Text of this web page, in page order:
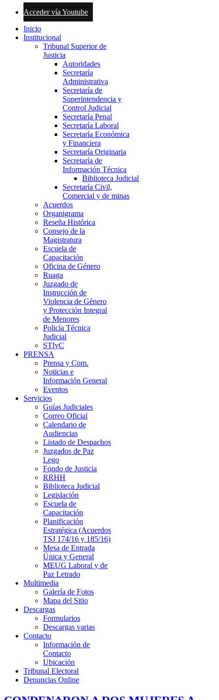
Acceder vía Youtube
Inicio
Institucional
Tribunal Superior de
Justicia
Autoridades
Secretaría
Administrativa
Secretaría de
Superintendencia y
Control Judicial
Secretaría Penal
Secretaría Laboral
Secretaría Económica
y Financiera
Secretaría Originaria
Secretaría de
Información Técnica
Biblioteca Judicial
Secretaría Civil,
Comercial y de minas
Acuerdos
Organigrama
Reseña Histórica
Consejo de la
Magistratura
Escuela de
Capacitación
Oficina de Género
Ruaga
Juzgado de
Instrucción de
Violencia de Género
y Protección Integral
de Menores
Policía Técnica
Judicial
STIyC
PRENSA
Prensa y Com.
Noticias e
Información General
Eventos
Servicios
Guías Judiciales
Correo Oficial
Calendario de
Audiencias
Listado de Despachos
Juzgados de Paz
Lego
Fondo de Justicia
RRHH
Biblioteca Judicial
Legislación
Escuela de
Capacitación
Planificación
Estratégica (Acuerdos
TSJ 174/16 y 185/16)
Mesa de Entrada
Única y General
MEUG Laboral y de
Paz Letrado
Multimedia
Galería de Fotos
Mapa del Sitio
Descargas
Formularios
Descargas varias
Contacto
Información de
Contacto
Ubicación
Tribunal Electoral
Denuncias Online